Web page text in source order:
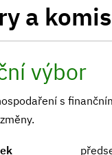
a
výbor
s